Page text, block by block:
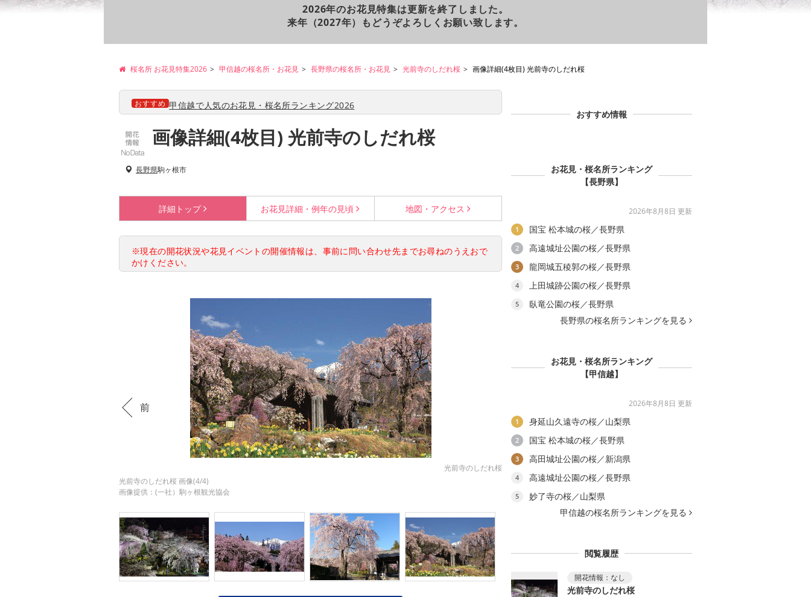
2026年のお花見特集は更新を終了しました。
来年（2027年）もどうぞよろしくお願い致します。
桜名所 お花見特集2026 甲信越の桜名所・お花見 長野県の桜名所・お花見 光前寺のしだれ桜 画像詳細(4枚目) 光前寺のしだれ桜
おすすめ 甲信越で人気のお花見・桜名所ランキング2026
画像詳細(4枚目) 光前寺のしだれ桜
長野県駒ヶ根市
詳細 トップ お花見詳細・例年の見頃 地図・ アクセス
※現在の開花状況や花見イベントの開催情報は、事前に問い合わせ先までお尋ねのうえおで
かけください。
光前寺のしだれ桜
光前寺のしだれ桜 画像(4/4)
画像提供：(一社）駒ヶ根観光協会
前
おすすめ情報
お花見・桜名所ランキング
【長野県】
2026年8月8日 更新
1 国宝 松本城の桜／長野県
2 高遠城址公園の桜／長野県
3 龍岡城五稜郭の桜／長野県
4 上田城跡公園の桜／長野県
5
臥竜公園の桜／長野県
長野県の桜名所ランキングを見る
お花見・桜名所ランキング
【甲信越】
2026年8月8日 更新
1 身延山久遠寺の桜／山梨県
2 国宝 松本城の桜／長野県
3 高田城址公園の桜／新潟県
4 高遠城址公園の桜／長野県
5
妙了寺の桜／山梨県
甲信越の桜名所ランキングを見る
閲覧履歴
光前寺のしだれ桜